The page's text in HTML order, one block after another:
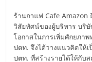
ร้านกาแฟ Cafe Amazon
วิสัยทัศน์ของผู้บริหาร บริ
โอกาสในการเพิ่มศักยภา
ปตท. จึงได้วางแนวคิดให้
ปตท. ที่สร้างรายได้ให้กับ